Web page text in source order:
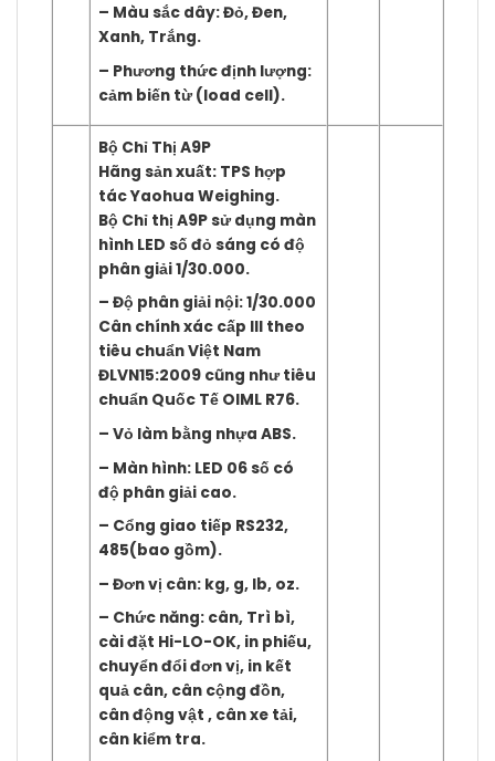
– Màu sắc dây: Đỏ, Đen,
Xanh, Trắng.
– Phương thức định lượng:
cảm biến từ (load cell).
Bộ Chỉ Thị A9P
Hãng sản xuất: TPS hợp
tácYaohua Weighing.
Bộ Chỉ thị A9P sử dụng màn
hình LED số đỏ sáng có độ
phân giải 1/30.000.
– Độ phân giải nội: 1/30.000
Cân chính xác cấp III theo
tiêu chuẩn Việt Nam
ĐLVN15:2009 cũng như tiêu
chuẩn Quốc Tế OIML R76.
– Vỏ làm bằng nhựa ABS.
– Màn hình: LED 06 số có
độ phân giải cao.
– Cổng giao tiếp RS232,
485(bao gồm).
– Đơn vị cân: kg, g, lb, oz.
– Chức năng: cân, Trì bì,
cài đặt Hi-LO-OK, in phiếu,
chuyển đổi đơn vị, in kết
quả cân, cân cộng đồn,
cân động vật , cân xe tải,
cân kiểm tra.